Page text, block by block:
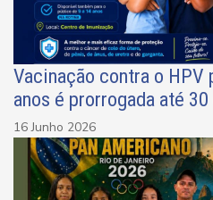
Vacinação contra o HPV
anos é prorrogada até 30
16 Junho 2026